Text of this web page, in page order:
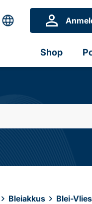
Shop
Bleiakkus Blei-